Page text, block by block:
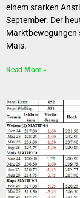
einem starken
September. Der
Marktbewegungen
Mais.
Read More »